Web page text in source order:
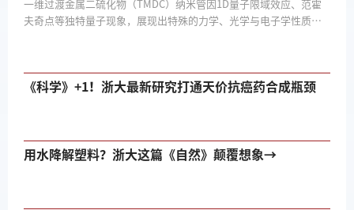
一维过渡金属二硫化物（TMDC）纳米管因1D量子限域效应、范霍
夫奇点等独特量子现象，展现出特殊的力学、光学与电子学性质，
《科学》+1！浙大最新研究打通天价抗癌药合成瓶颈
用水降解塑料？浙大这篇《自然》颠覆想象→